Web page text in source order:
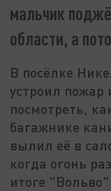
мальчик
области, а
В посёлке
устроил пожар
посмотреть,
багажнике
вылил её в
когда огонь
итоге